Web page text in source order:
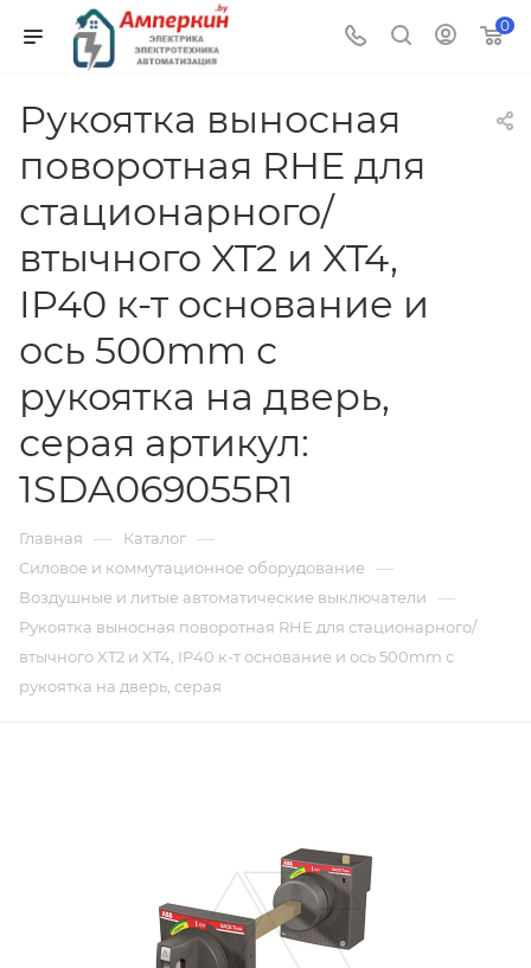
0
Рукоятка выносная
поворотная RHE для
стационарного/
втычного XT2 и XT4,
IP40 к-т основание и
ось 500mm с
рукоятка на дверь,
серая артикул:
1SDA069055R1
Главная — Каталог —
Силовое и коммутационное оборудование —
Воздушные и литые автоматические выключатели —
Рукоятка выносная поворотная RHE для стационарного/
втычного XT2 и XT4, IP40 к-т основание и ось 500mm с
рукоятка на дверь, серая